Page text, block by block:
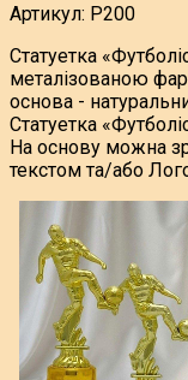
Артикул: P200
Cтатуетка
металізованою
основа -
Статуетка
На основу можна
текстом та/або